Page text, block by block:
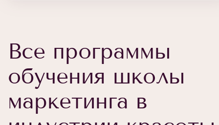
Все программы
обучения школы
маркетинга в